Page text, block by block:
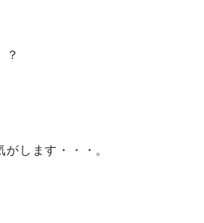
？
がします・・・。